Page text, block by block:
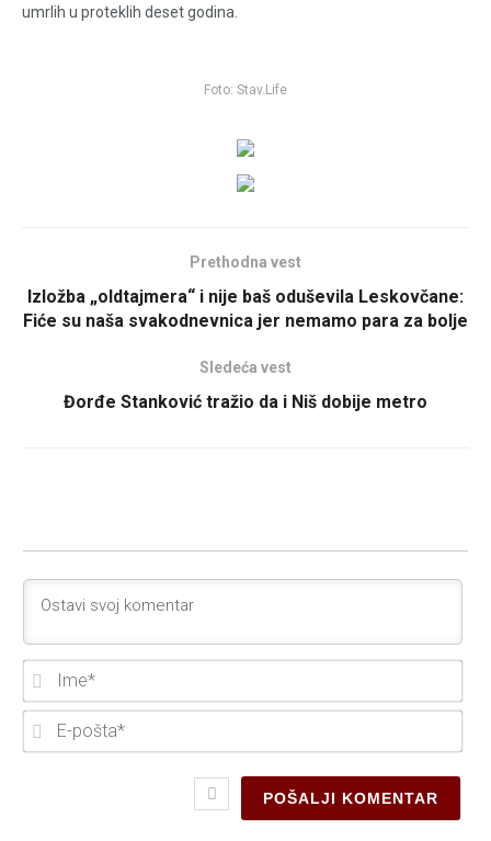
umrlih u proteklih deset godina.
Foto: Stav.Life
Prethodna vest
Izložba „oldtajmera“ i nije baš oduševila Leskovčane:
Fiće su naša svakodnevnica jer nemamo para za bolje
Sledeća vest
Đorđe Stanković tražio da i Niš dobije metro
E-